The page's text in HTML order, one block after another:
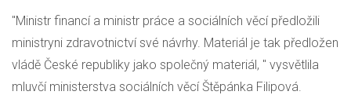
"Ministr financí a ministr práce a sociálních věcí předložili
ministryni zdravotnictví své návrhy. Materiál je tak předložen
vládě České republiky jako společný materiál, " vysvětlila
mluvčí ministerstva sociálních věcí Štěpánka Filipová.